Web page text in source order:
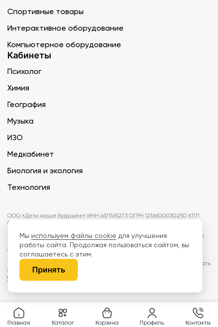
Спортивные товары
Интерактивное оборудование
Компьютерное оборудование
Кабинеты
Психолог
Химия
География
Музыка
ИЗО
Медкабинет
Биология и экология
Технология
ООО «Дети наше будущее» ИНН 6671165273 ОГРН 1216600030250 КПП
667101001 БИК 046577674
Информация на сайте не является публичной офертой. Изображения
могут отличаться от поставляемых товаров. Поставщик оставляет за
собой право изменить цены и характеристики товаров без
предварительного уведомления заказчика, если это не влияет на
качество поставляемой продукции. Мы используем cookie, чтобы делать
сайт лучше. Пользуясь сайтом, вы соглашаетесь с
обработки персональных данных и политикой конфиденциальности.
Главная Каталог Корзина Профиль Контакты
Мы используем файлы cookie для улучшения
работы сайта. Продолжая пользоваться сайтом, вы
соглашаетесь с этим.
Принять